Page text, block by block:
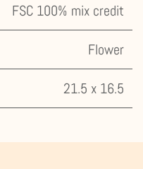
FSC 100% mix credit
Flower
21.5 x 16.5